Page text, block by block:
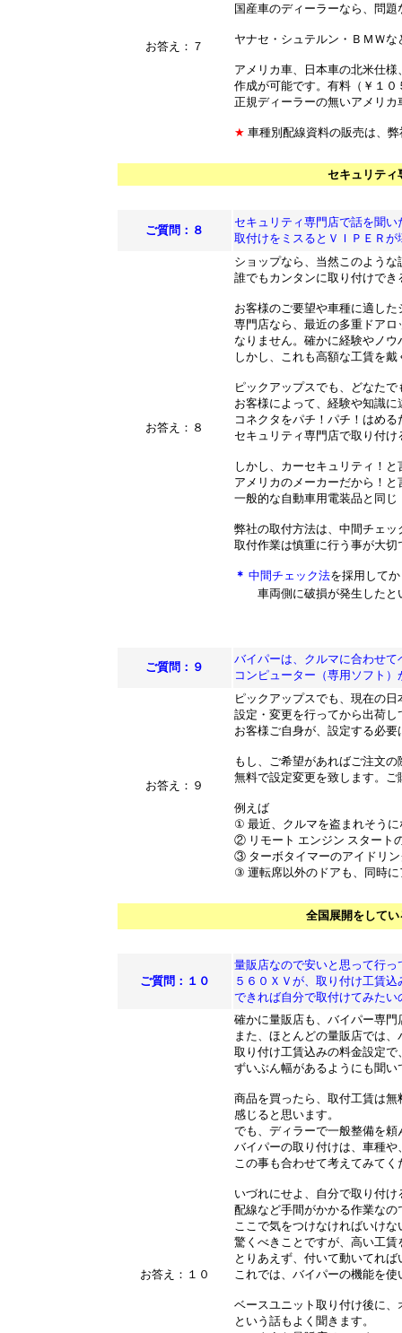
お答え：７
国産車のディーラーなら、問
ヤナセ・シュテルン・ＢＭＷ
アメリカ車、日本車の北米仕
作成が可能です。有料（￥１０
正規ディーラーの無いアメリ
★ 車種別配線資料の販売は、
セキュリティ
ご質問：８
セキュリティ専門店で話を聞
取付けをミスるとＶＩＰＥＲ
お答え：８
ショップなら、当然このよう
誰でもカンタンに取り付けで
お客様のご要望や車種に適し
専門店なら、最近の多重ドア
なりません。確かに経験やノウ
しかし、これも高額な工賃を
ピックアップスでも、どなた
お客様によって、経験や知識
コネクタをパチ！パチ！はめ
セキュリティ専門店で取り付
しかし、カーセキュリティ！
アメリカのメーカーだから！
一般的な自動車用電装品と同
弊社の取付方法は、中間チェ
取付作業は慎重に行う事が大
＊ 中間チェック法を採用して
車両側に破損が発生したと
ご質問：９
バイパーは、クルマに合わせ
コンピューター（専用ソフト
お答え：９
ピックアップスでも、現在の
設定・変更を行ってから出荷し
お客様ご自身が、設定する必要
もし、ご希望があればご注文
無料で設定変更を致します。
例えば
① 最近、クルマを盗まれそう
② リモート エンジン スタート
③ ターボタイマーのアイドリ
③ 運転席以外のドアも、同時
全国展開をして
ご質問：１０
量販店なので安いと思って行っ
５６０ＸＶが、取り付け工賃
できれば自分で取付けてみたい
お答え：１０
確かに量販店も、バイパー専
また、ほとんどの量販店では
取り付け工賃込みの料金設定
ずいぶん幅があるようにも聞い
商品を買ったら、取付工賃は
感じると思います。
でも、ディラーで一般整備を
バイパーの取り付けは、車種
この事も合わせて考えてみてく
いづれにせよ、自分で取り付
配線など手間がかかる作業な
ここで気をつけなければいけ
驚くべきことですが、高い工
とりあえず、付いて動いてれ
これでは、バイパーの機能を
ベースユニット取り付け後に
という話もよく聞きます。